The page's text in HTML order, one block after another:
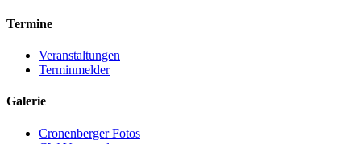
Termine
Veranstaltungen
Terminmelder
Galerie
Cronenberger Fotos